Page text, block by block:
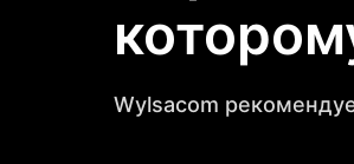
Wylsacom